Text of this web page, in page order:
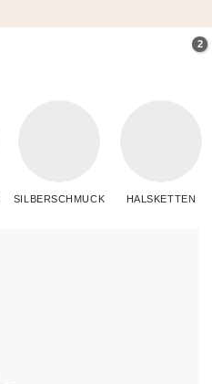
SILBERSCHMUCK HALSKETTEN